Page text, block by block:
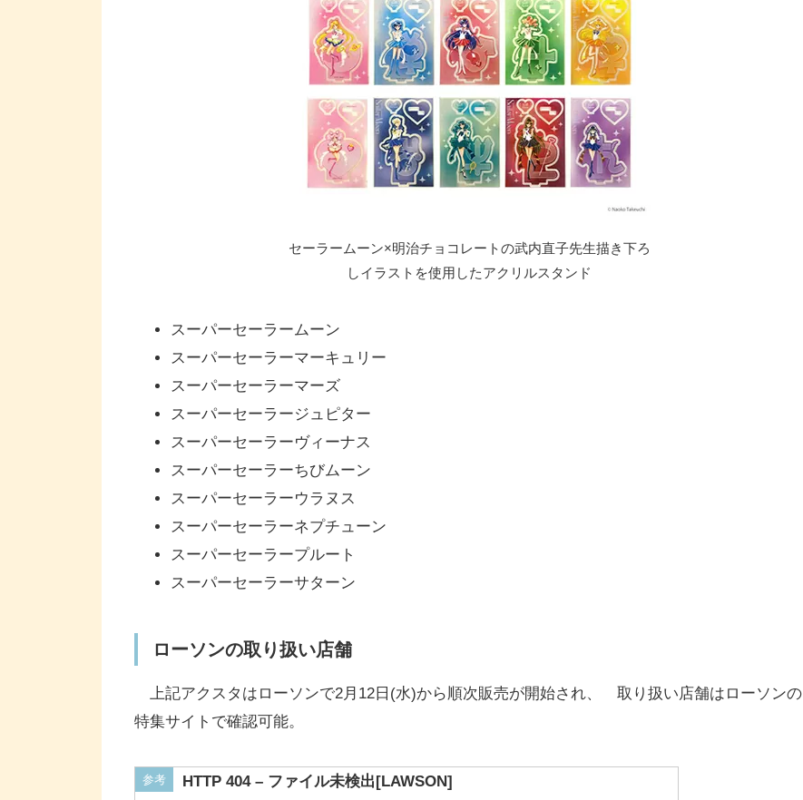
セーラームーン×明治チョコレートの武内直子先生描き下ろ
しイラストを使用したアクリルスタンド
スーパーセーラームーン
スーパーセーラーマーキュリー
スーパーセーラーマーズ
スーパーセーラージュピター
スーパーセーラーヴィーナス
スーパーセーラーちびムーン
スーパーセーラーウラヌス
スーパーセーラーネプチューン
スーパーセーラープルート
スーパーセーラーサターン
ローソンの取り扱い店舗
上記アクスタはローソンで2月12日(水)から順次販売が開始され、 取り扱い店舗はローソンの
特集サイトで確認可能。
参考 HTTP 404 – ファイル未検出[LAWSON]